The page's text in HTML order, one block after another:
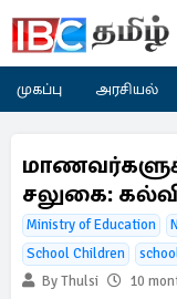
முகப்பு அரசியல்
சலுகை:
Ministry of Education
School Children
By Thulsi
10